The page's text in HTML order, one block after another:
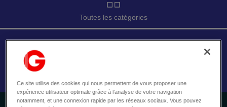
Toutes les catégories
Le Chéquier Étudiant est disponible à La Galerie Quimper ! Tu
es étudiant(e) ? Profite de bons plans exclusifs toute l'année
grâce à notre Chéquier d'offres Étudiant
Ce site utilise des cookies qui nous permettent de vous proposer une
expérience utilisateur optimale grâce à l’analyse de votre navigation
notamment, et une connexion rapide par les réseaux sociaux. Vous pouvez